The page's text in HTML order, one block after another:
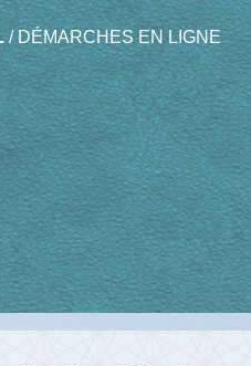
/DÉMARCHES EN LIGNE